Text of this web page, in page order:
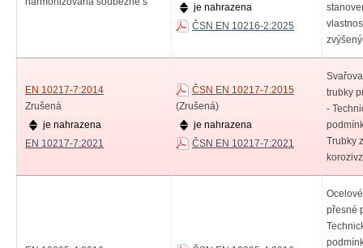
je nahrazena
ČSN EN 10216-2:2025
EN 10217-7:2014
Zrušená
je nahrazena
EN 10217-7:2021
ČSN EN 10217-7:2015
(Zrušená)
je nahrazena
ČSN EN 10217-7:2021
trubky
-
Trubky z
přesné